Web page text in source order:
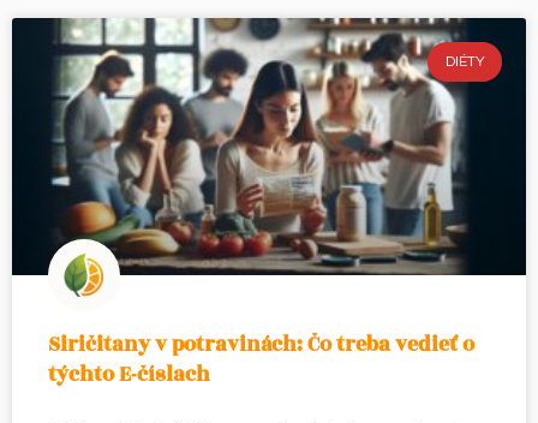
DIÉTY
Siričitany v potravinách: Čo treba vedieť o
týchto E-číslach